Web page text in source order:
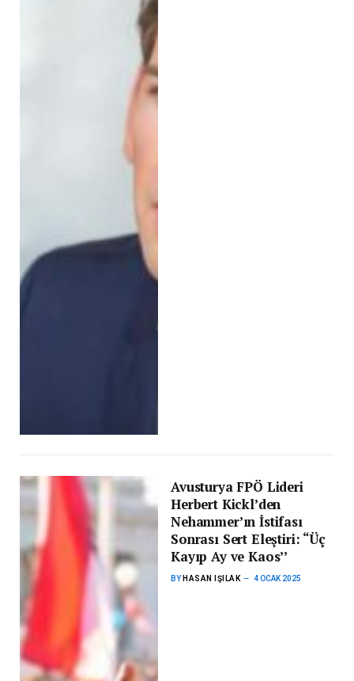
Avusturya FPÖ Lideri
Herbert Kickl’den
Nehammer’ın İstifası
Sonrası Sert Eleştiri: “Üç
Kayıp Ay ve Kaos’’
BY HASAN IŞILAK 4 OCAK 2025